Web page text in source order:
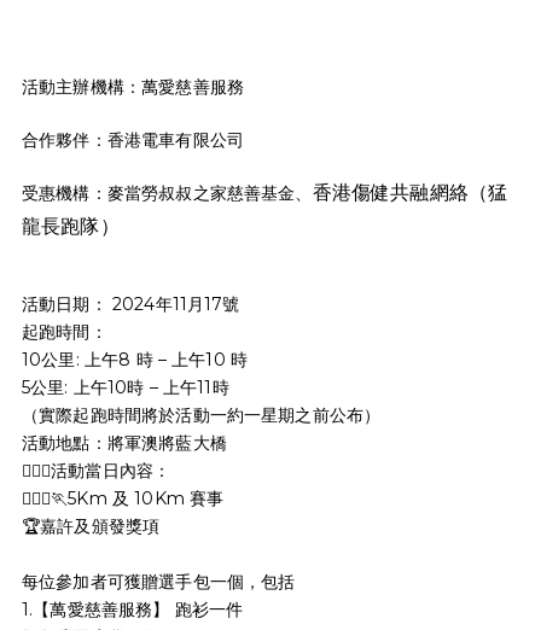
活動主辦機構：萬愛慈善服務
合作夥伴：香港電車有限公司
受惠機構：麥當勞叔叔之家慈善基金、 香港傷健共融網絡（猛
龍長跑隊）
活動日期： 2024年11月17號
起跑時間：
10公里: 上午8 時 – 上午10 時
5公里: 上午10時 – 上午11時
（實際起跑時間將於活動一約一星期之前公布）
活動地點：將軍澳將藍大橋
🏃🏻‍♂活動當日內容：
🏃🏻‍♀️🏃5Km 及 10Km 賽事
🏆嘉許及頒發獎項
每位參加者可獲贈選手包一個，包括
1.【萬愛慈善服務】 跑衫一件